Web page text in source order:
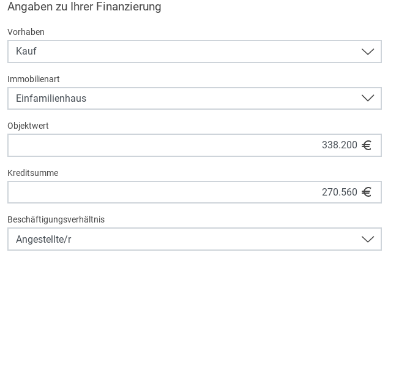
Angaben zu Ihrer Finanzierung
Vorhaben
Immobilienart
Objektwert
Kreditsumme
Beschäftigungsverhältnis